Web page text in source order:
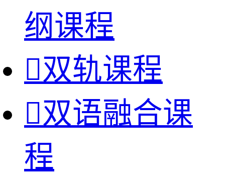
纲课程
双轨课程
双语融合课
程